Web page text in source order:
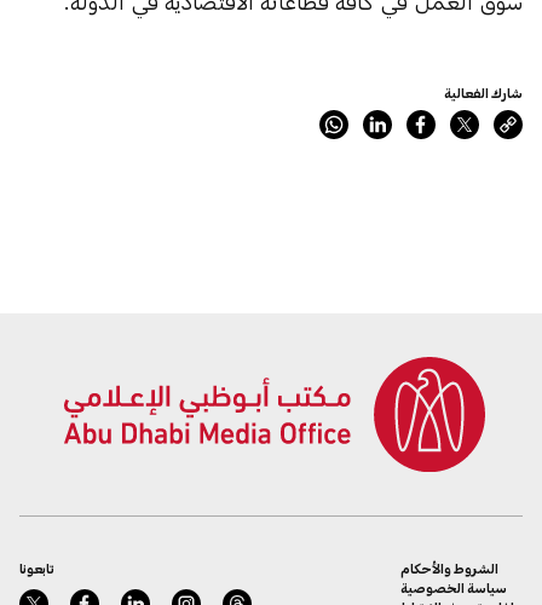
شارك الفعالية
تابعونا
الشروط والأحكام
سياسة الخصوصية